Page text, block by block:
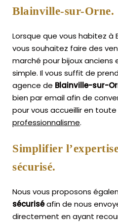
Blainville-sur-Orne.
Lorsque que vous habitez à
vous souhaitez faire des
marché pour bijoux anciens
simple. Il vous suffit de
agence de Blainville-sur-
bien par email afin de
pour vous accueillir en toute
professionnalisme.
Simplifier
sécurisé.
Nous vous proposons
sécuriséafin de nous
directement en ayant